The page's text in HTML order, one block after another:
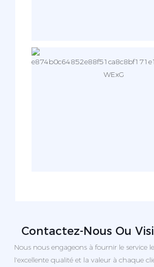
Contactez-Nous Ou
Nous nous engageons à fournir le service
l'excellente qualité et la valeur à chaque